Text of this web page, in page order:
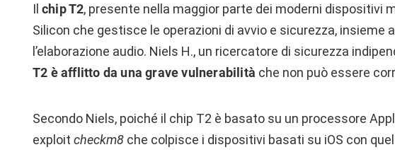
Il chip T2, presente nella maggior parte dei moderni dispositivi
Silicon che gestisce le operazioni di avvio e sicurezza, insieme
l’elaborazione audio. Niels H., un ricercatore di sicurezza
T2 è afflitto da una grave vulnerabilità che non può essere
Secondo Niels, poiché il chip T2 è basato su un processore
exploit checkm8 che colpisce i dispositivi basati su iOS con